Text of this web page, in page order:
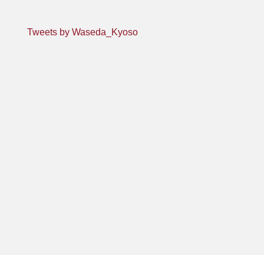
Tweets by Waseda_Kyoso